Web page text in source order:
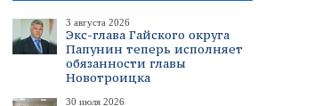
3 августа 2026
Экс-глава Гайского округа
Папунин теперь исполняет
обязанности главы
Новотроицка
30 июля 2026